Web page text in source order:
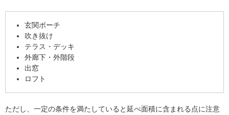
玄関ポーチ
吹き抜け
テラス・デッキ
外廊下・外階段
出窓
ロフト
ただし、一定の条件を満たしていると延べ面積に含まれる点に注意